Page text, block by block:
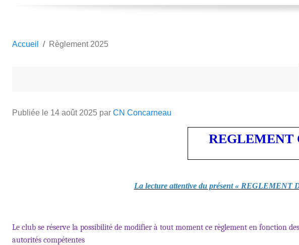
Accueil Règlement 2025
Publiée le 14 août 2025 par CN Concarneau
REGLEMENT
La lecture attentive du présent « REGLEMENT
Le club se réserve la possibilité de modifier à tout moment ce règlement en fonction
autorités compétentes